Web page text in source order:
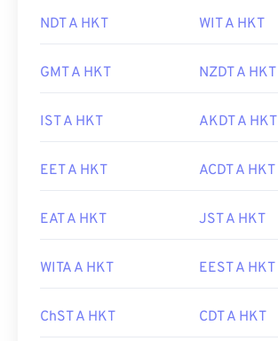
NDT A HKT WIT A HKT
GMT A HKT NZDT A HKT
IST A HKT AKDT A HKT
EET A HKT ACDT A HKT
EAT A HKT JST A HKT
WITA A HKT EEST A HKT
ChST A HKT CDT A HKT